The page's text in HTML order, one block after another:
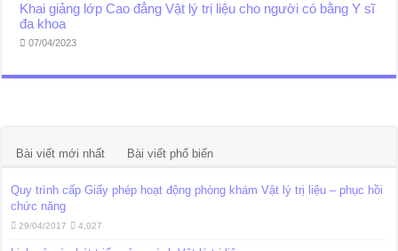
Khai giảng lớp Cao đẳng Vật lý trị liệu cho người có bằng Y sĩ
đa khoa
07/04/2023
Bài viết mới nhất Bài viết phổ biến
Quy trình cấp Giấy phép hoạt động phòng khám Vật lý trị liệu – phục hồi
chức năng
29/04/2017 4,027